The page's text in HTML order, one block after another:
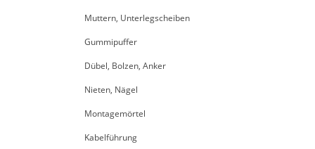
Muttern, Unterlegscheiben
Gummipuffer
Dübel, Bolzen, Anker
Nieten, Nägel
Montagemörtel
Kabelführung